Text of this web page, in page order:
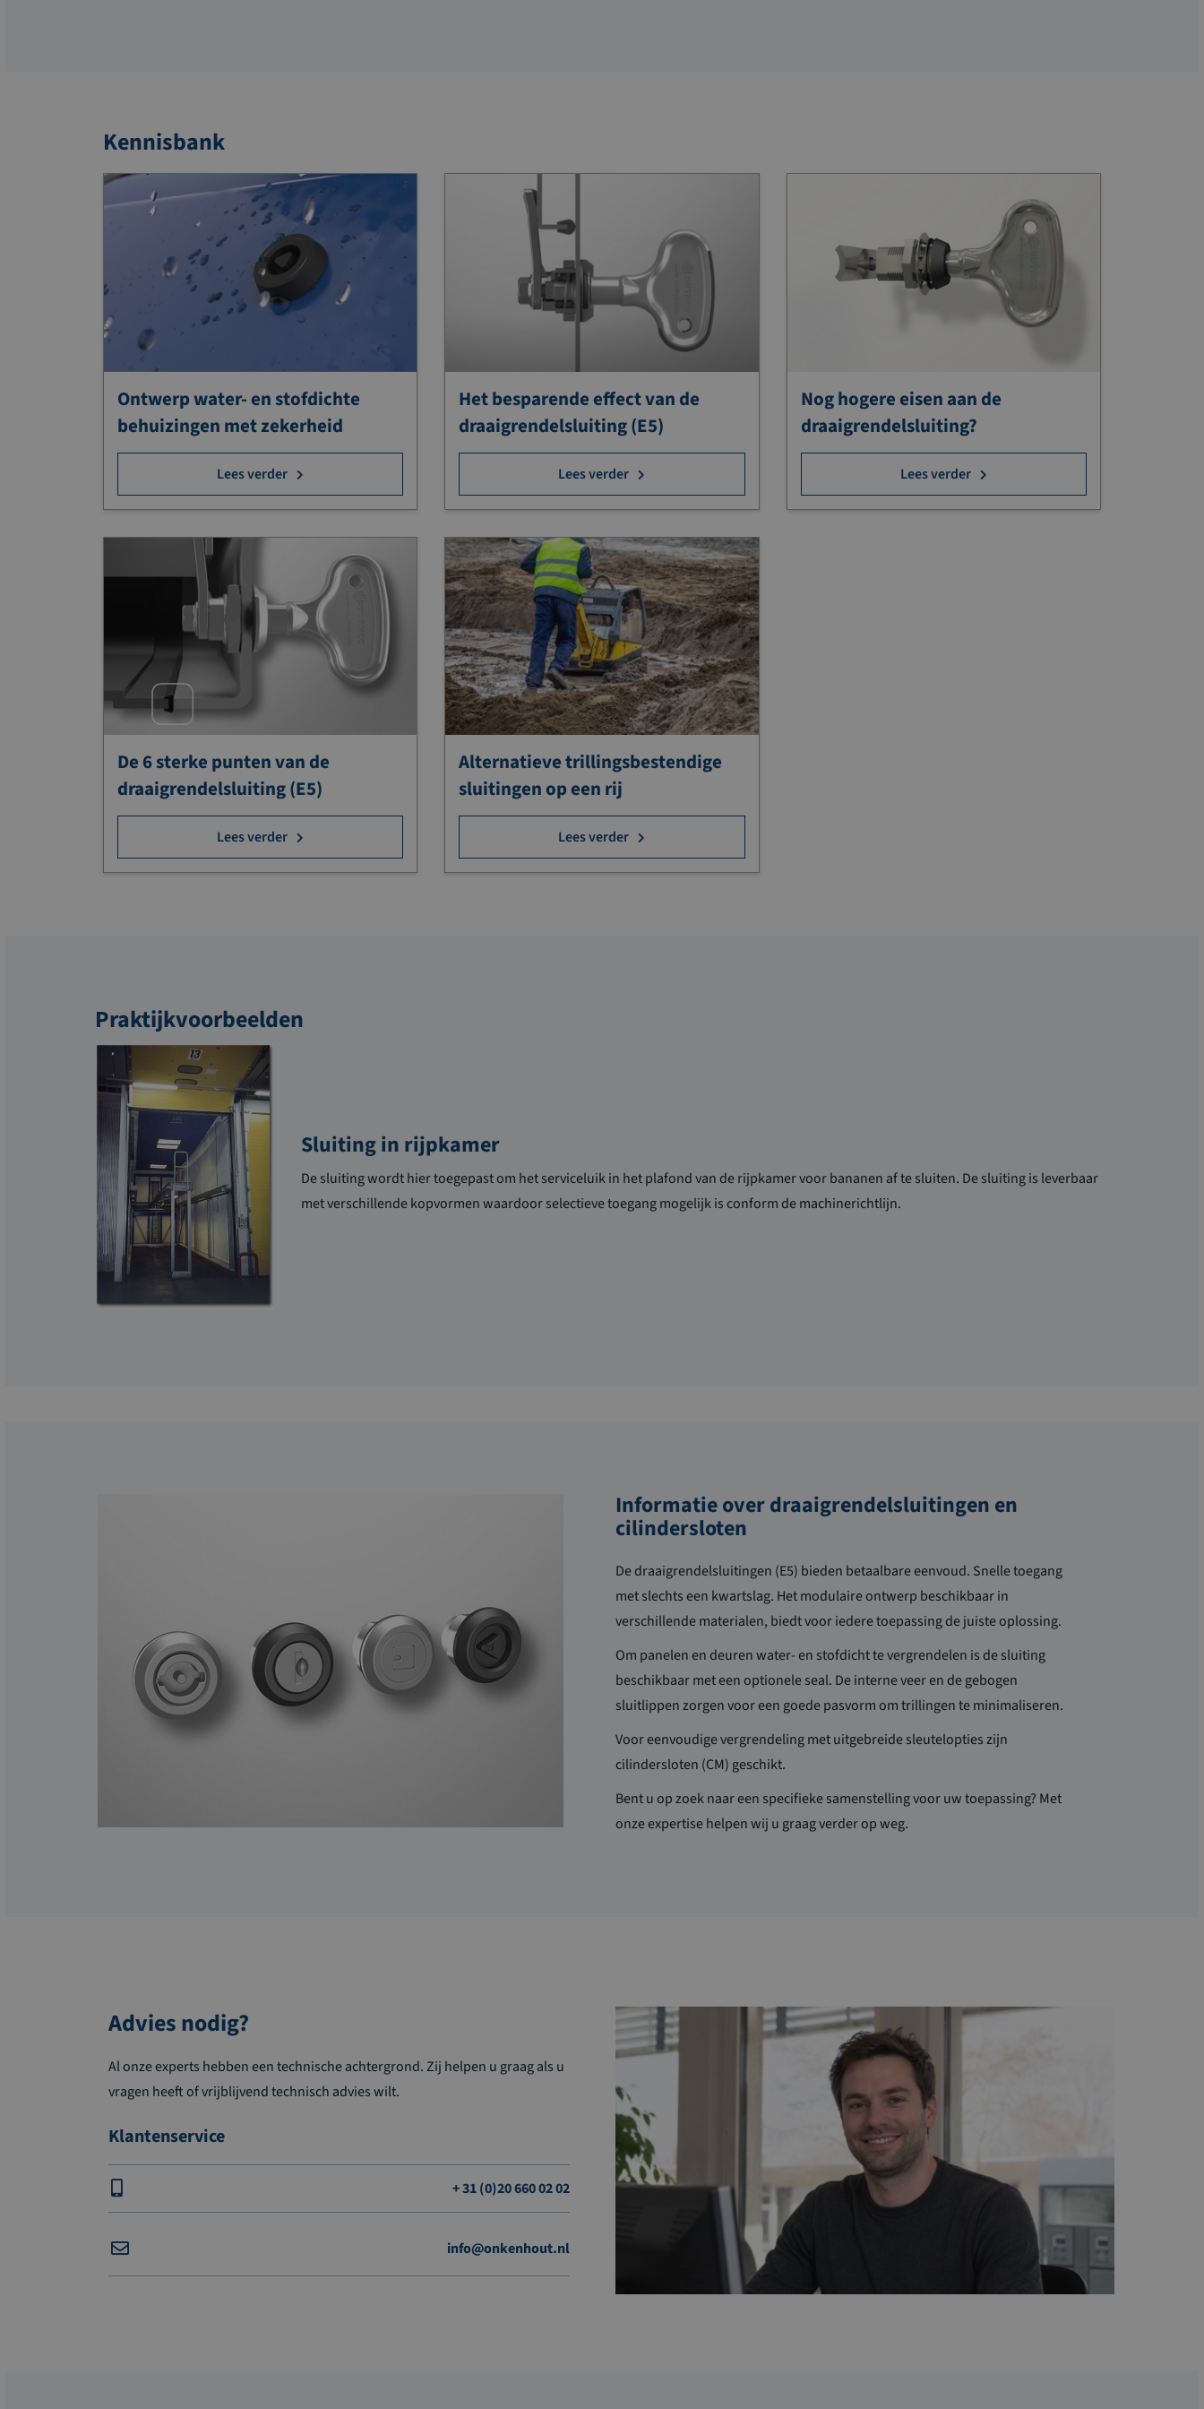
Kennisbank
Ontwerp water- en stofdichte
behuizingen met zekerheid
Lees verder
Het besparende effect van de
draaigrendelsluiting (E5)
Lees verder
Nog hogere eisen aan de
draaigrendelsluiting?
Lees verder
De 6 sterke punten van de
draaigrendelsluiting (E5)
Lees verder
Alternatieve trillingsbestendige
sluitingen op een rij
Lees verder
Praktijkvoorbeelden
Sluiting in rijpkamer
De sluiting wordt hier toegepast om het serviceluik in het plafond van de rijpkamer voor bananen af te sluiten. De sluiting is leverbaar
met verschillende kopvormen waardoor selectieve toegang mogelijk is conform de machinerichtlijn.
Informatie over draaigrendelsluitingen en
cilindersloten
De draaigrendelsluitingen (E5) bieden betaalbare eenvoud. Snelle toegang
met slechts een kwartslag. Het modulaire ontwerp beschikbaar in
verschillende materialen, biedt voor iedere toepassing de juiste oplossing.
Om panelen en deuren water- en stofdicht te vergrendelen is de sluiting
beschikbaar met een optionele seal. De interne veer en de gebogen
sluitlippen zorgen voor een goede pasvorm om trillingen te minimaliseren.
Voor eenvoudige vergrendeling met uitgebreide sleutelopties zijn
cilindersloten (CM) geschikt.
Bent u op zoek naar een specifieke samenstelling voor uw toepassing? Met
onze expertise helpen wij u graagverder op weg.
Advies nodig?
Al onze experts hebben een technische achtergrond. Zij helpen u graag als u
vragen heeft of vrijblijvend technisch advies wilt.
Klantenservice
+ 31 (0)20 660 02 02
info@onkenhout.nl